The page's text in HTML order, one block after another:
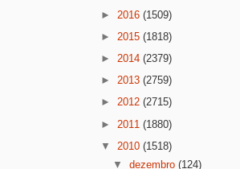
► 2016 (1509)
► 2015 (1818)
► 2014 (2379)
► 2013 (2759)
► 2012 (2715)
► 2011 (1880)
▼ 2010 (1518)
▼dezembro(124)